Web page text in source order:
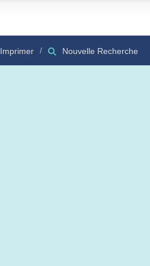
Imprimer Nouvelle Recherche